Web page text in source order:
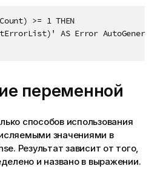
>= 1 THEN
AS Error AutoGenerate
переменной
способов использования
значениями в
. Результат зависит от того,
и названо в выражении.